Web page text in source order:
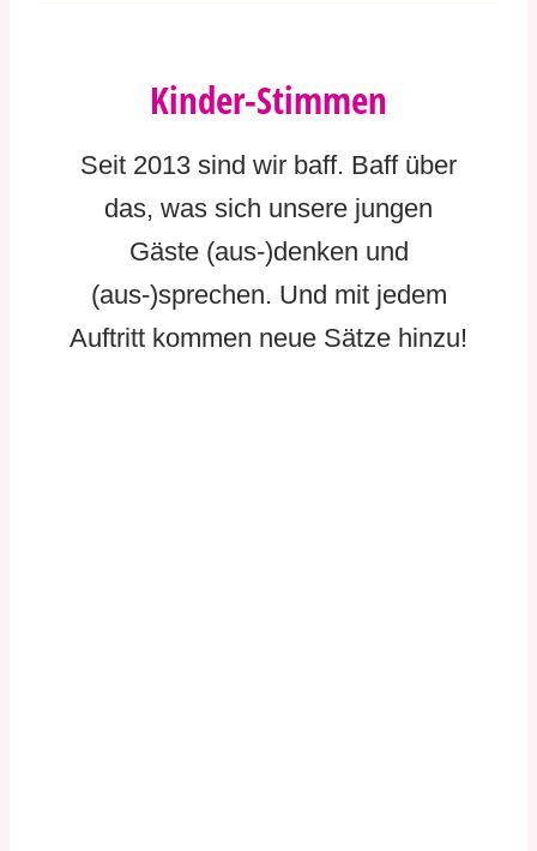
Kinder-Stimmen​
Seit 2013 sind wir baff. Baff über
das, was sich unsere jungen
Gäste (aus-)denken und
(aus-)sprechen. Und mit jedem
Auftritt kommen neue Sätze hinzu!